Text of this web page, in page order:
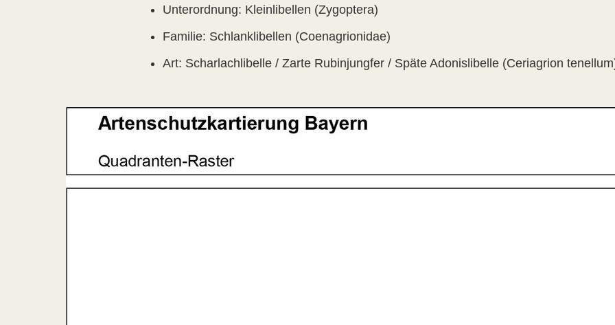
Unterordnung: Kleinlibellen (Zygoptera)
Familie: Schlanklibellen (Coenagrionidae)
Art: Scharlachlibelle / Zarte Rubinjungfer / Späte Adonislibelle (Ceriagrion